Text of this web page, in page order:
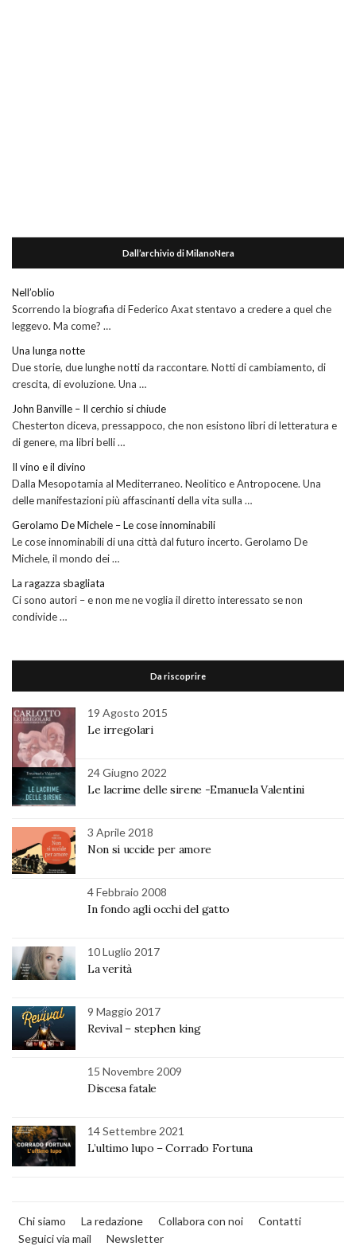
Dall’archivio di MilanoNera
Nell’oblio
Scorrendo la biografia di Federico Axat stentavo a credere a quel che
leggevo. Ma come? …
Una lunga notte
Due storie, due lunghe notti da raccontare. Notti di cambiamento, di
crescita, di evoluzione. Una …
John Banville – Il cerchio si chiude
Chesterton diceva, pressappoco, che non esistono libri di letteratura e
di genere, ma libri belli …
Il vino e il divino
Dalla Mesopotamia al Mediterraneo. Neolitico e Antropocene. Una
delle manifestazioni più affascinanti della vita sulla …
Gerolamo De Michele – Le cose innominabili
Le cose innominabili di una città dal futuro incerto. Gerolamo De
Michele, il mondo dei …
La ragazza sbagliata
Ci sono autori – e non me ne voglia il diretto interessato se non
condivide …
Da riscoprire
19 Agosto 2015
Le irregolari
24 Giugno 2022
Le lacrime delle sirene -Emanuela Valentini
3 Aprile 2018
Non si uccide per amore
4 Febbraio 2008
In fondo agli occhi del gatto
10 Luglio 2017
La verità
9 Maggio 2017
Revival – stephen king
15 Novembre 2009
Discesa fatale
14 Settembre 2021
L’ultimo lupo – Corrado Fortuna
Chi siamo La redazione Collabora con noi
Contatti
Seguici via mail
Newsletter